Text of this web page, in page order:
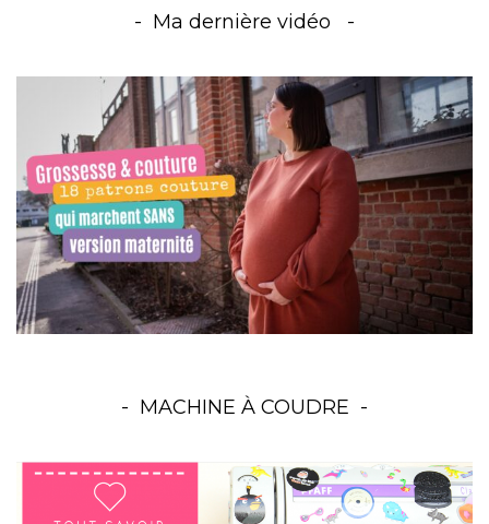
Ma dernière vidéo
MACHINE À COUDRE